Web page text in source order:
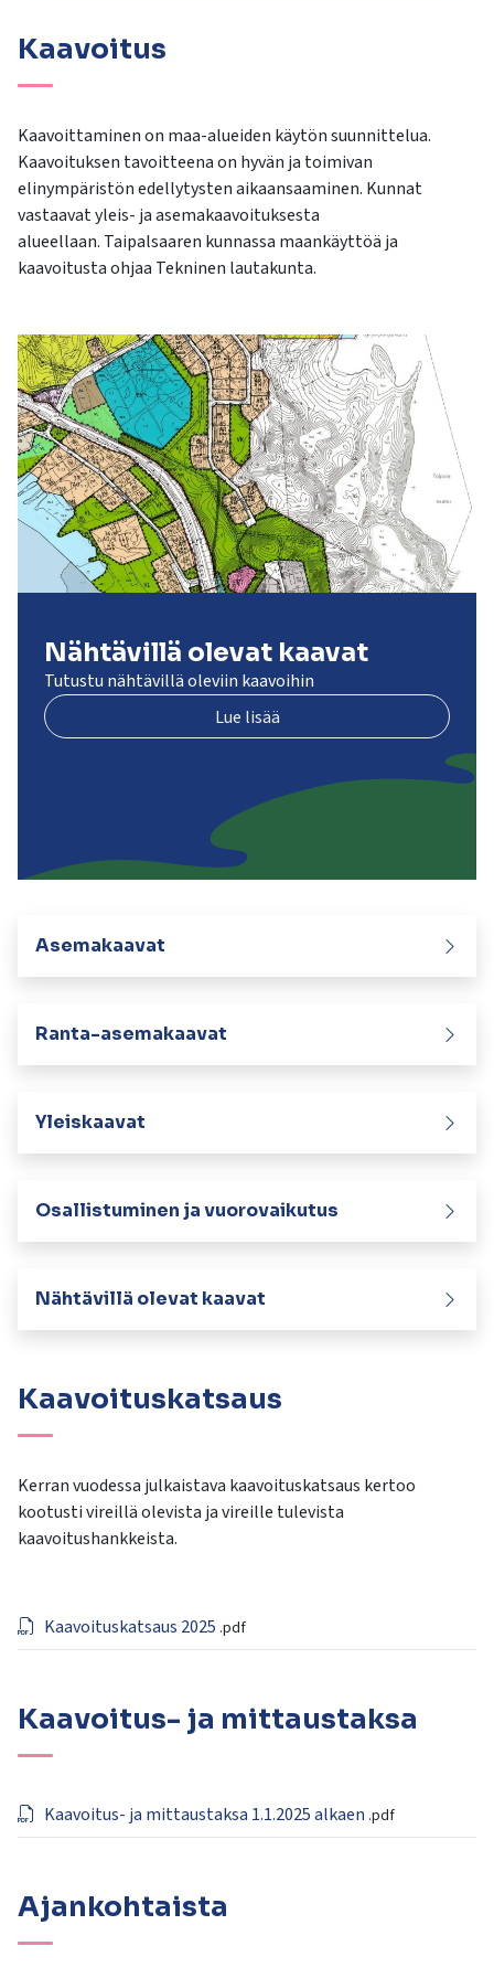
ja
pyyhkäisyliikkeitä.
Kaavoitus
Kaavoittaminen on maa-alueiden käytön suunnittelua.
Kaavoituksen tavoitteena on hyvän ja toimivan
elinympäristön edellytysten aikaansaaminen. Kunnat
vastaavat yleis- ja asemakaavoituksesta
alueellaan. Taipalsaaren kunnassa maankäyttöä ja
kaavoitusta ohjaa Tekninen lautakunta.
Nähtävillä olevat kaavat
Tutustu nähtävillä oleviin kaavoihin
Lue lisää
Asemakaavat
Ranta-asemakaavat
Yleiskaavat
Osallistuminen ja vuorovaikutus
Nähtävillä olevat kaavat
Kaavoituskatsaus
Kerran vuodessa julkaistava kaavoituskatsaus kertoo
kootusti vireillä olevista ja vireille tulevista
kaavoitushankkeista.
Kaavoituskatsaus 2025 .pdf
Kaavoitus- ja mittaustaksa
Kaavoitus- ja mittaustaksa 1.1.2025 alkaen .pdf
Ajankohtaista